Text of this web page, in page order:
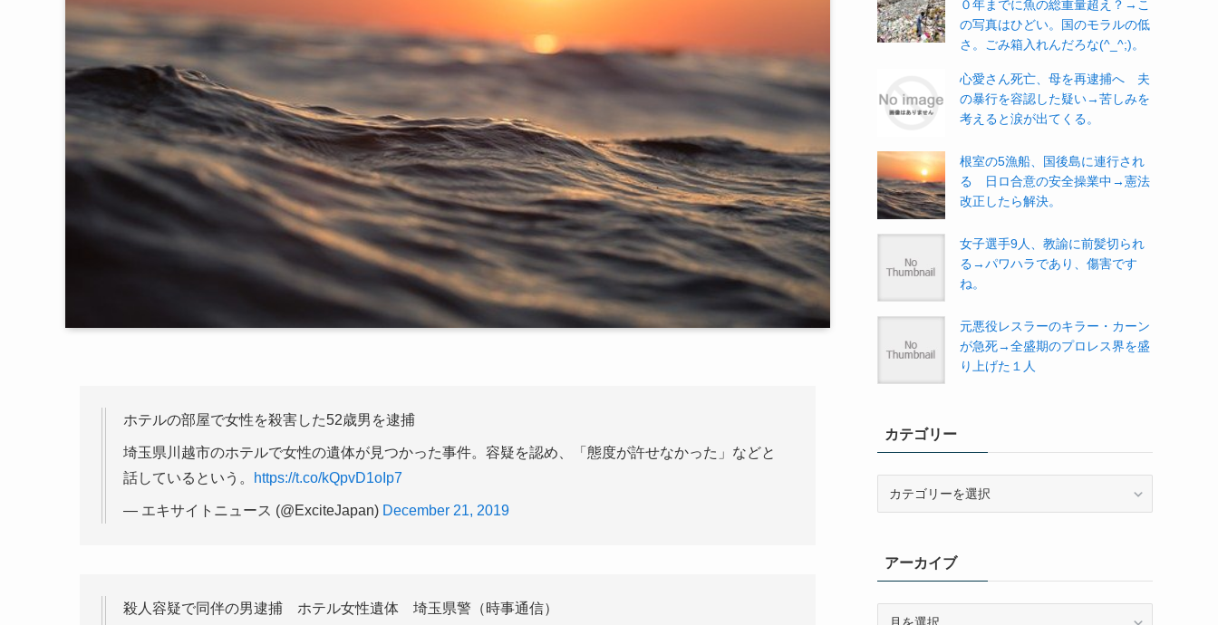
ホテルの部屋で女性を殺害した52歳男を逮捕
埼玉県川越市のホテルで女性の遺体が見つかった事件。容疑を認め、「態度が許せなかった」などと
話しているという。
https://t.co/kQpvD1oIp7
— エキサイトニュース (@ExciteJapan) December 21, 2019
殺人容疑で同伴の男逮捕 ホテル女性遺体 埼玉県警（時事通信）
０年までに魚の総重量超え？→こ
の写真はひどい。国のモラルの低
さ。ごみ箱入れんだろな(^_^;)。
心愛さん死亡、母を再逮捕へ 夫
の暴行を容認した疑い→苦しみを
考えると涙が出てくる。
根室の5漁船、国後島に連行され
る 日ロ合意の安全操業中→憲法
改正したら解決。
女子選手9人、教諭に前髪切られ
る→パワハラであり、傷害です
ね。
元悪役レスラーのキラー・カーン
が急死→全盛期のプロレス界を盛
り上げた１人
カテゴリー
ーアーカイブ